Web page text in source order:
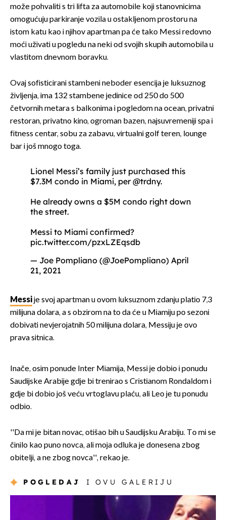
može pohvaliti s tri lifta za automobile koji stanovnicima
omogućuju parkiranje vozila u ostakljenom prostoru na
istom katu kao i njihov apartman pa će tako Messi redovno
moći uživati u pogledu na neki od svojih skupih automobila u
vlastitom dnevnom boravku.
Ovaj sofisticirani stambeni neboder esencija je luksuznog
življenja, ima 132 stambene jedinice od 250 do 500
četvornih metara s balkonima i pogledom na ocean, privatni
restoran, privatno kino, ogroman bazen, najsuvremeniji spa i
fitness centar, sobu za zabavu, virtualni golf teren, lounge
bar i još mnogo toga.
Lionel Messi’s family just purchased this
$7.3M condo in Miami, per@trdny.
He already owns a $5M condo right down
the street.
Messi to Miami confirmed?
pic.twitter.com/pzxLZEqsdb
— Joe Pompliano (@JoePompliano) April
21, 2021
Messije svoj apartman u ovom luksuznom zdanju platio 7,3
milijuna dolara, a s obzirom na to da će u Miamiju po sezoni
dobivati nevjerojatnih 50 milijuna dolara, Messiju je ovo
prava sitnica.
Inače, osim ponude Inter Miamija, Messi je dobio i ponudu
Saudijske Arabije gdje bi trenirao s Cristianom Rondaldom i
gdje bi dobio još veću vrtoglavu plaću, ali Leo je tu ponudu
odbio.
''Da mi je bitan novac, otišao bih u Saudijsku Arabiju. To mi se
činilo kao puno novca, ali moja odluka je donesena zbog
obitelji, a ne zbog novca'', rekao je.
POGLEDAJ I OVU GALERIJU